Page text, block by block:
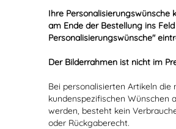
Ihre Personalisierungswünsche
am Ende der Bestellung ins
Personalisierungswünsche"
Der Bilderrahmen ist nicht im
Bei personalisierten Artikeln die
kundenspezifischen Wünschen
werden, besteht kein
oder Rückgaberecht.